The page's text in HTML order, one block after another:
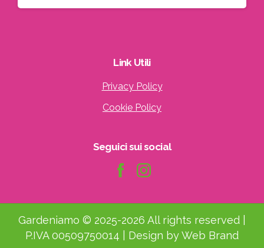
Link Utili
Privacy Policy
Cookie Policy
Seguicisuisocial
Gardeniamo © 2025-2026 All rights reserved |
P.IVA 00509750014 | Design by Web Brand
alla
Accetto le condizioni generali di